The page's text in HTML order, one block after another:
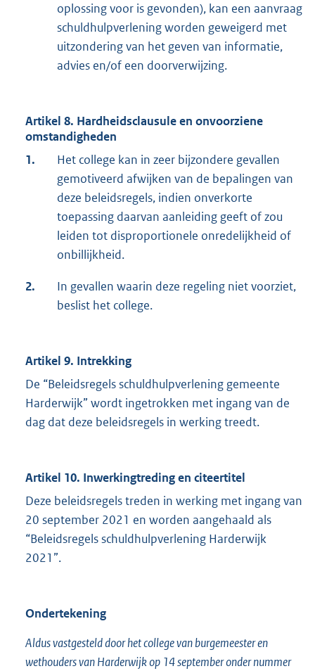
oplossing voor is gevonden), kan een aanvraag
schuldhulpverlening worden geweigerd met
uitzondering van het geven van informatie,
advies en/of een doorverwijzing.
Artikel 8. Hardheidsclausule en onvoorziene
omstandigheden
1.
Het college kan in zeer bijzondere gevallen
gemotiveerd afwijken van de bepalingen van
deze beleidsregels, indien onverkorte
toepassing daarvan aanleiding geeft of zou
leiden tot disproportionele onredelijkheid of
onbillijkheid.
2.
In gevallen waarin deze regeling niet voorziet,
beslist het college.
Artikel 9. Intrekking
De “Beleidsregels schuldhulpverlening gemeente
Harderwijk” wordt ingetrokken met ingang van de
dag dat deze beleidsregels in werking treedt.
Artikel 10. Inwerkingtreding en citeertitel
Deze beleidsregels treden in werking met ingang van
20 september 2021 en worden aangehaald als
“Beleidsregels schuldhulpverlening Harderwijk
2021”.
Ondertekening
Aldus vastgesteld door het college van burgemeester en
wethouders van Harderwijk op 14 september onder nummer